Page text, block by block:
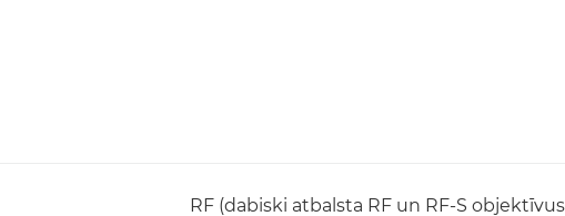
RF (dabiski atbalsta RF un RF-S